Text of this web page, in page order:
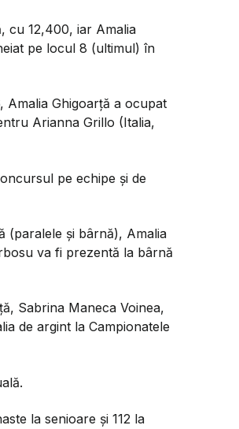
cu 12,400, iar Amalia
pe locul 8 (ultimul) în
Amalia Ghigoarță a ocupat
Arianna Grillo (Italia,
pe echipe şi de
(paralele şi bârnă), Amalia
va fi prezentă la bârnă
Sabrina Maneca Voinea,
de argint la Campionatele
la senioare şi 112 la